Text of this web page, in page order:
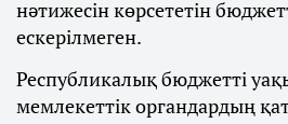
нәтижесін көрсететін
ескерілмеген.
Республикалық бюджетті
мемлекеттік органдардың